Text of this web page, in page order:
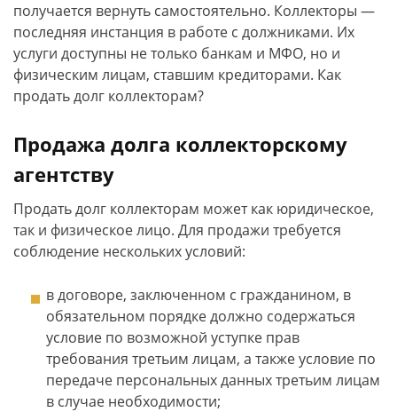
получается вернуть самостоятельно. Коллекторы —
последняя инстанция в работе с должниками. Их
услуги доступны не только банкам и МФО, но и
физическим лицам, ставшим кредиторами. Как
продать долг коллекторам?
Продажа долга коллекторскому
агентству
Продать долг коллекторам может как юридическое,
так и физическое лицо. Для продажи требуется
соблюдение нескольких условий:
в договоре, заключенном с гражданином, в
обязательном порядке должно содержаться
условие по возможной уступке прав
требования третьим лицам, а также условие по
передаче персональных данных третьим лицам
в случае необходимости;